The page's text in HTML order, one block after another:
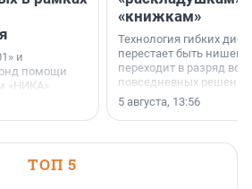
и
помощи
«НИКА»
о
«книжкам»
Технология гибких
перестает быть
переходит в разряд
повседневных
5 августа, 13:56
ТОП 5